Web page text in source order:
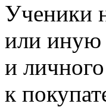
Ученики
или иную
и
к